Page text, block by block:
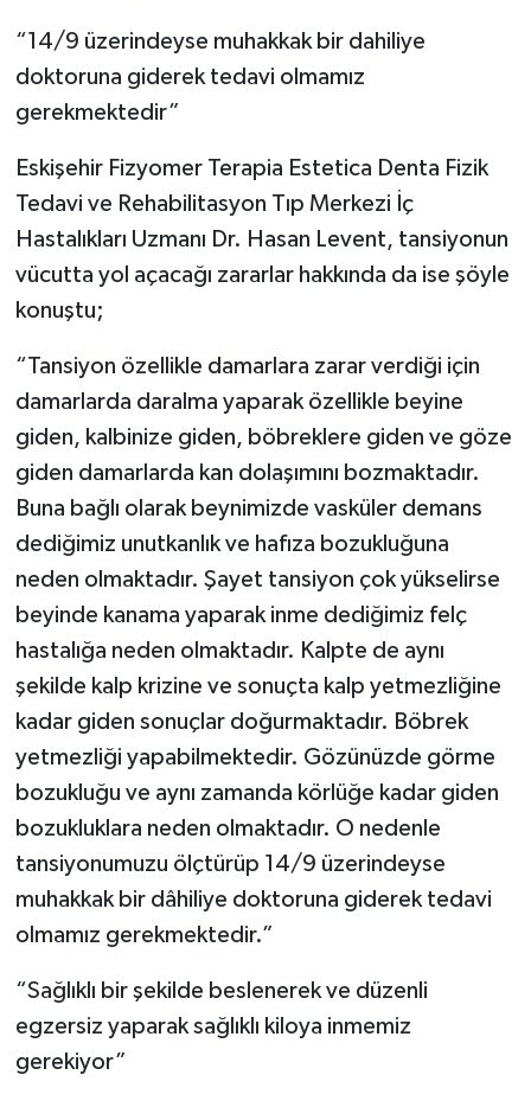
“14/9 üzerindeyse muhakkak bir dahiliye
doktoruna giderek tedavi olmamız
gerekmektedir”
Eskişehir Fizyomer Terapia Estetica Denta Fizik
Tedavi ve Rehabilitasyon Tıp Merkezi İç
Hastalıkları Uzmanı Dr. Hasan Levent, tansiyonun
vücutta yol açacağı zararlar hakkında da ise şöyle
konuştu;
“Tansiyon özellikle damarlara zarar verdiği için
damarlarda daralma yaparak özellikle beyine
giden, kalbinize giden, böbreklere giden ve göze
giden damarlarda kan dolaşımını bozmaktadır.
Buna bağlı olarak beynimizde vasküler demans
dediğimiz unutkanlık ve hafıza bozukluğuna
neden olmaktadır. Şayet tansiyon çok yükselirse
beyinde kanama yaparak inme dediğimiz felç
hastalığa neden olmaktadır. Kalpte de aynı
şekilde kalp krizine ve sonuçta kalp yetmezliğine
kadar giden sonuçlar doğurmaktadır. Böbrek
yetmezliği yapabilmektedir. Gözünüzde görme
bozukluğu ve aynı zamanda körlüğe kadar giden
bozukluklara neden olmaktadır. O nedenle
tansiyonumuzu ölçtürüp 14/9 üzerindeyse
muhakkak bir dâhiliye doktoruna giderek tedavi
olmamız gerekmektedir.”
“Sağlıklı bir şekilde beslenerek ve düzenli
egzersiz yaparak sağlıklı kiloya inmemiz
gerekiyor”